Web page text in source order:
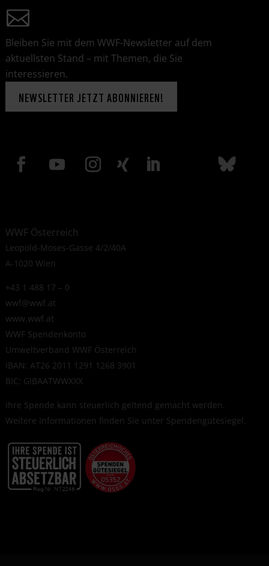
Bleiben Sie mit dem WWF-Newsletter auf dem
aktuellsten Stand – mit Themen, die Sie
interessieren.
NEWSLETTER JETZT ABONNIEREN!
WWF Österreich
Leopold-Moses-Gasse 4/2/40A
A-1020 Wien
+43 1 488 17 – 0
wwf@wwf.at
www.wwf.at
WWF Spendenkonto
Umweltverband WWF Österreich
IBAN: AT26 2011 1291 1268 3901
BIC: GIBAATWWXXX
Ihre Spende kann steuerlich geltend gemacht werden.
Weitere Informationen finden Sie unter Spendengütesiegel.